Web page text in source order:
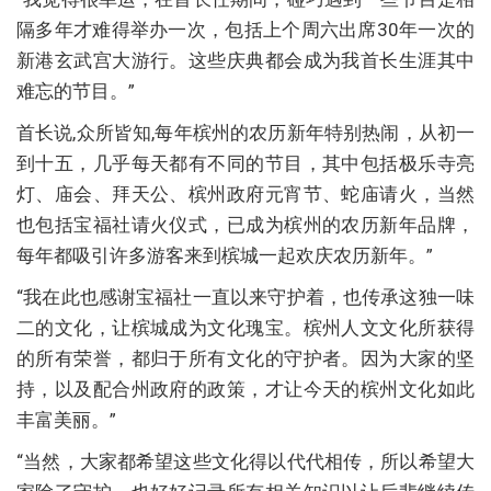
隔多年才难得举办一次，包括上个周六出席30年一次的
新港玄武宫大游行。这些庆典都会成为我首长生涯其中
难忘的节目。”
首长说,众所皆知,每年槟州的农历新年特别热闹，从初一
到十五，几乎每天都有不同的节目，其中包括极乐寺亮
灯、庙会、拜天公、槟州政府元宵节、蛇庙请火，当然
也包括宝福社请火仪式，已成为槟州的农历新年品牌，
每年都吸引许多游客来到槟城一起欢庆农历新年。”
“我在此也感谢宝福社一直以来守护着，也传承这独一味
二的文化，让槟城成为文化瑰宝。槟州人文文化所获得
的所有荣誉，都归于所有文化的守护者。因为大家的坚
持，以及配合州政府的政策，才让今天的槟州文化如此
丰富美丽。”
“当然，大家都希望这些文化得以代代相传，所以希望大